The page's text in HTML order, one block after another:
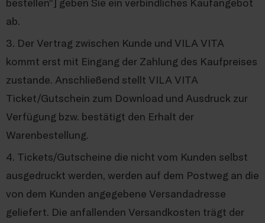
ab.
3. Der Vertrag zwischen Kunde und VILA VITA
kommt erst mit Eingang der Zahlung des Kaufpreises
zustande. Anschließend stellt VILA VITA
Ticket/Gutschein zum Download und Ausdruck zur
Verfügung bzw. bestätigt den Erhalt der
Warenbestellung.
4. Tickets/Gutscheine die nicht vom Kunden selbst
ausgedruckt werden, werden auf dem Postweg an die
von dem Kunden angegebene Versandadresse
geliefert. Die anfallenden Versandkosten trägt der